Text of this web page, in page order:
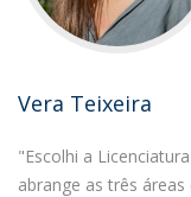
Vera Teixeira
"Escolhi a
abrange as três